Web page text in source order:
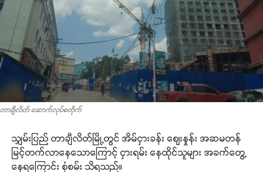
တာချီလိတ် ဆောက်လုပ်စတိုက်
သျှမ်းပြည် တာချီလိတ်မြို့တွင် အိမ်ငှားခန်း ဈေးနှုန်း အဆမတန်
မြင့်တက်လာနေသောကြောင့် ငှားရမ်း နေထိုင်သူများ အခက်တွေ့
နေရကြောင်း စုံစမ်း သိရသည်။